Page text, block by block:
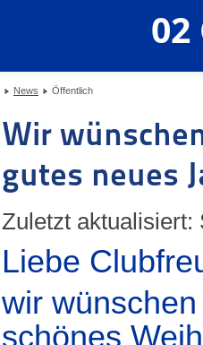
02
News Öffentlich
Wir
gutes neues
Zuletzt aktualisiert:
Liebe
wir
schönes